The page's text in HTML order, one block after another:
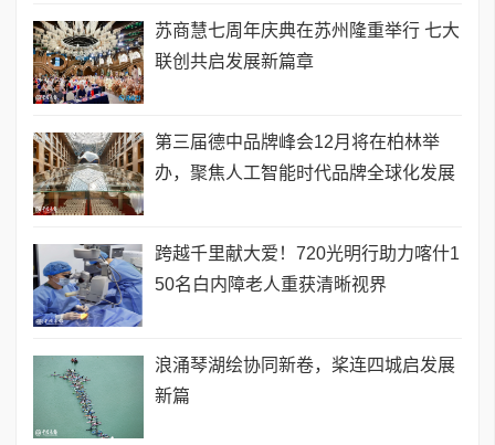
苏商慧七周年庆典在苏州隆重举行 七大
联创共启发展新篇章
第三届德中品牌峰会12月将在柏林举
办，聚焦人工智能时代品牌全球化发展
跨越千里献大爱！720光明行助力喀什1
50名白内障老人重获清晰视界
浪涌琴湖绘协同新卷，桨连四城启发展
新篇